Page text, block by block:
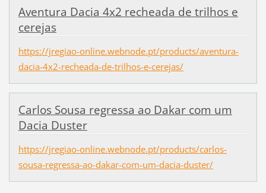
Aventura Dacia 4x2 recheada de trilhos e
cerejas
https://jregiao-online.webnode.pt/products/aventura-
dacia-4x2-recheada-de-trilhos-e-cerejas/
Carlos Sousa regressa ao Dakar com um
Dacia Duster
https://jregiao-online.webnode.pt/products/carlos-
sousa-regressa-ao-dakar-com-um-dacia-duster/